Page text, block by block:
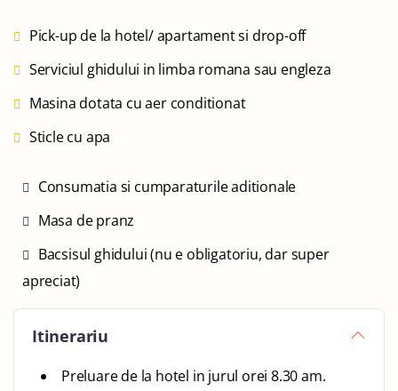
Pick-up de la hotel/ apartament si drop-off
Serviciul ghidului in limba romana sau engleza
Masina dotata cu aer conditionat
Sticle cu apa
Consumatia si cumparaturile aditionale
Masa de pranz
Bacsisul ghidului (nu e obligatoriu, dar super
apreciat)
Itinerariu
Preluare de la hotel in jurul orei 8.30 am.